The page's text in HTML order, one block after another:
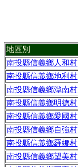
地區別
南投縣信義鄉人和村
南投縣信義鄉地利村
南投縣信義鄉潭南村
南投縣信義鄉明德村
南投縣信義鄉愛國村
南投縣信義鄉自強村
南投縣信義鄉羅娜村
南投縣信義鄉望美村